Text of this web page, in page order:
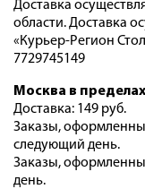
Доставка
области. Доставка
«Курьер-Регион
7729745149
Москва в
Доставка: 149 руб.
Заказы,
следующий день.
Заказы,
день.